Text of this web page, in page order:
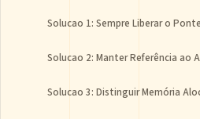
Solucao 1: Sempre Liberar o
Solucao 2: Manter Referência ao
Solucao 3: Distinguir Memória